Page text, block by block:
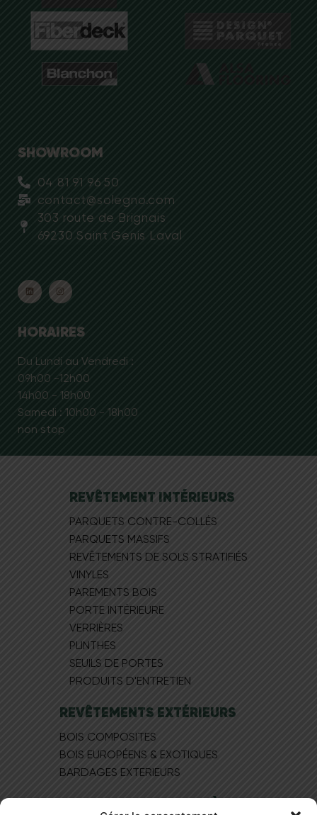
SHOWROOM
04 81 91 96 50
contact@solegno.com
303 route de Brignais
69230 Saint Genis Laval
HORAIRES
Du Lundi au Vendredi :
09h00 -12h00
14h00 - 18h00
Samedi : 10h00 - 18h00
non stop
REVÊTEMENT INTÉRIEURS
PARQUETS CONTRE-COLLÉS
PARQUETS MASSIFS
REVÊTEMENTS DE SOLS STRATIFIÉS
VINYLES
PAREMENTS BOIS
PORTE INTÉRIEURE
VERRIÈRES
PLINTHES
SEUILS DE PORTES
PRODUITS D'ENTRETIEN
REVÊTEMENTS EXTÉRIEURS
BOIS COMPOSITES
BOIS EUROPÉEN​S & EXOTIQUES
BARDAGES EXTERIEURS
MAGASIN DE PARQUET À LYON